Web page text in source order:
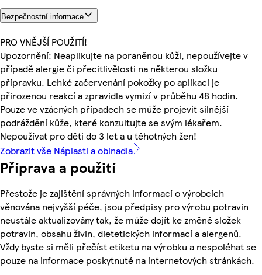
Bezpečnostní informace
PRO VNĚJŠÍ POUŽITÍ!
Upozornění: Neaplikujte na poraněnou kůži, nepoužívejte v
případě alergie či přecitlivělosti na některou složku
přípravku. Lehké začervenání pokožky po aplikaci je
přirozenou reakcí a zpravidla vymizí v průběhu 48 hodin.
Pouze ve vzácných případech se může projevit silnější
podráždění kůže, které konzultujte se svým lékařem.
Nepoužívat pro děti do 3 let a u těhotných žen!
Zobrazit vše Náplasti a obinadla
Příprava a použití
Přestože je zajištění správných informací o výrobcích
věnována nejvyšší péče, jsou předpisy pro výrobu potravin
neustále aktualizovány tak, že může dojít ke změně složek
potravin, obsahu živin, dietetických informací a alergenů.
Vždy byste si měli přečíst etiketu na výrobku a nespoléhat se
pouze na informace poskytnuté na internetových stránkách.